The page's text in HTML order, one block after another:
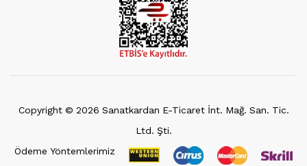
Copyright © 2026 Sanatkardan E-Ticaret İnt. Mağ. San. Tic.
Ltd. Şti.
Ödeme Yöntemlerimiz